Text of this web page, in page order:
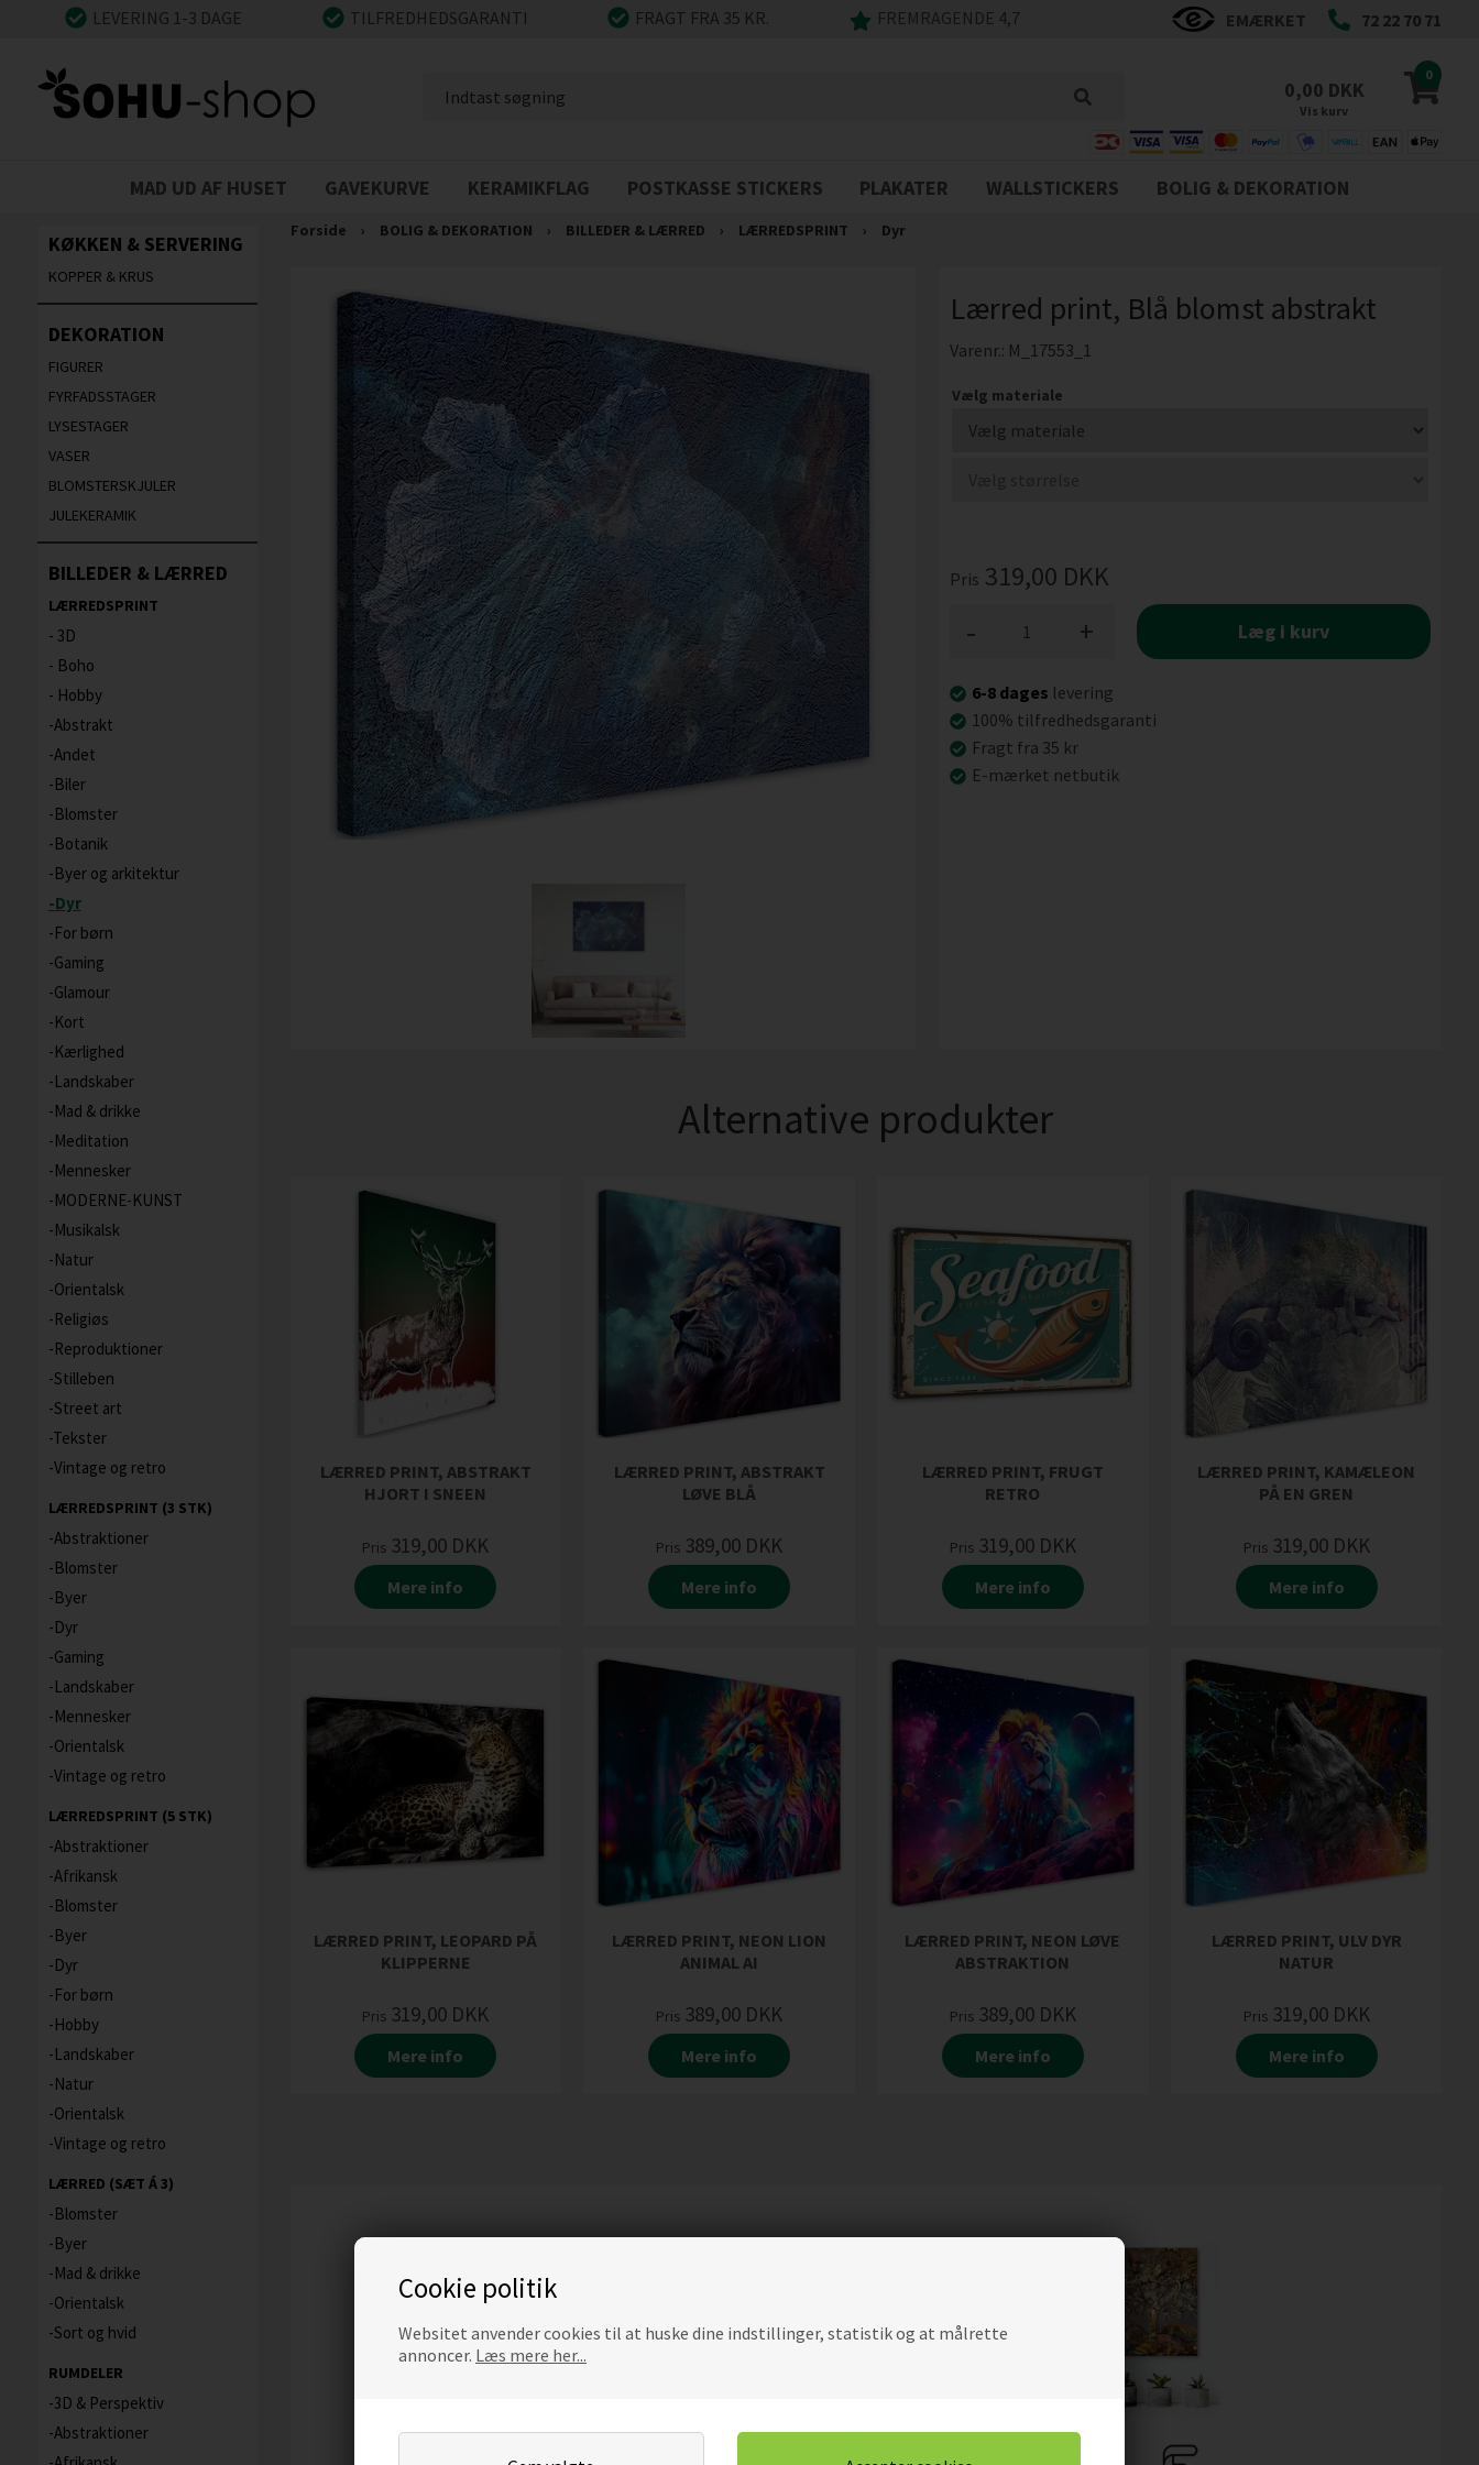
Cookie politik
Websitet anvender cookies til at huske dine indstillinger, statistik og at målrette
annoncer. Læs mere her...
LEVERING 1-3 DAGE TILFREDHEDSGARANTI FRAGT FRA 35 KR. FREMRAGENDE 4,7 EMÆRKET 72 22 70 71
0
0,00 DKK
Vis kurv
MAD UD AF HUSET GAVEKURVE KERAMIKFLAG POSTKASSE STICKERS PLAKATER WALLSTICKERS BOLIG & DEKORATION
KØKKEN & SERVERING
KOPPER & KRUS
DEKORATION
FIGURER
FYRFADSSTAGER
LYSESTAGER
VASER
BLOMSTERSKJULER
JULEKERAMIK
BILLEDER & LÆRRED
LÆRREDSPRINT
3D
Boho
Hobby
Abstrakt
Andet
Biler
Blomster
Botanik
Byer og arkitektur
Dyr
For børn
Gaming
Glamour
Kort
Kærlighed
Landskaber
Mad & drikke
Meditation
Mennesker
MODERNE-KUNST
Musikalsk
Natur
Orientalsk
Religiøs
Reproduktioner
Stilleben
Street art
Tekster
Vintage og retro
LÆRREDSPRINT (3 STK)
Abstraktioner
Blomster
Byer
Dyr
Gaming
Landskaber
Mennesker
Orientalsk
Vintage og retro
LÆRREDSPRINT (5 STK)
Abstraktioner
Afrikansk
Blomster
Byer
Dyr
For børn
Hobby
Landskaber
Natur
Orientalsk
Vintage og retro
LÆRRED (SÆT Á 3)
Blomster
Byer
Mad & drikke
Orientalsk
Sort og hvid
RUMDELER
3D & Perspektiv
Abstraktioner
Forside › BOLIG & DEKORATION › BILLEDER & LÆRRED › LÆRREDSPRINT › Dyr
Lærred print, Blå blomst abstrakt
Varenr.: M_17553_1
Vælg materiale
Pris 319,00 DKK
+
- Læg i kurv
6-8 dages levering
100% tilfredhedsgaranti
Fragt fra 35 kr
E-mærket netbutik
Alternative produkter
LÆRRED PRINT, ABSTRAKT
HJORT I SNEEN
Pris 319,00 DKK
Mere info
LÆRRED PRINT, ABSTRAKT
LØVE BLÅ
Pris 389,00 DKK
Mere info
LÆRRED PRINT, FRUGT
RETRO
Pris 319,00 DKK
Mere info
LÆRRED PRINT, KAMÆLEON
PÅ EN GREN
Pris 319,00 DKK
Mere info
LÆRRED PRINT, LEOPARD PÅ
KLIPPERNE
Pris 319,00 DKK
Mere info
LÆRRED PRINT, NEON LION
ANIMAL AI
Pris 389,00 DKK
Mere info
LÆRRED PRINT, NEON LØVE
ABSTRAKTION
Pris 389,00 DKK
Mere info
LÆRRED PRINT, ULV DYR
NATUR
Pris 319,00 DKK
Mere info